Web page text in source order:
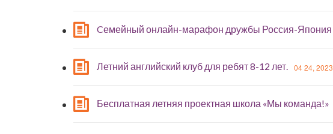
Cемейный онлайн-марафон дружбы Россия-Япония
Летний английский клуб для ребят 8-12 лет. 04 24, 2023
Бесплатная летняя проектная школа «Мы команда!»